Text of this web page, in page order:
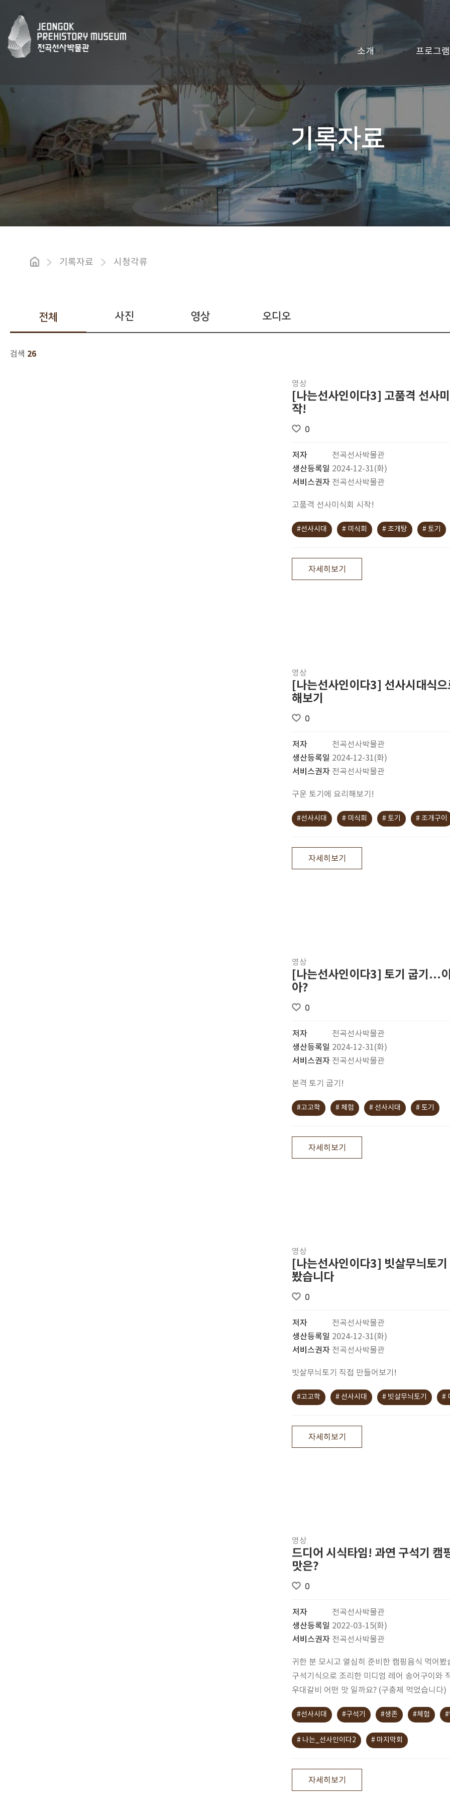
소개 프로그램
기록자료
기록자료 시청각류
전체 사진 영상 오디오
검색 26
영상
[나는선사인이다3] 고품격 선사
작!
0
저자
전곡선사박물관
생산등록일 2024-12-31(화)
서비스권자 전곡선사박물관
고품격 선사미식회 시작!
#선사시대 # 미식회 # 조개탕 # 토기
자세히보기
영상
[나는선사인이다3] 선사시대식으
해보기
0
저자
전곡선사박물관
생산등록일 2024-12-31(화)
서비스권자 전곡선사박물관
구운 토기에 요리해보기!
#선사시대 # 미식회 # 토기 # 조개구이
자세히보기
영상
[나는선사인이다3] 토기 굽기...
아?
0
저자
전곡선사박물관
생산등록일 2024-12-31(화)
서비스권자 전곡선사박물관
본격 토기 굽기!
#고고학 # 체험 # 선사시대 # 토기
자세히보기
영상
[나는선사인이다3] 빗살무늬토기
봤습니다
0
저자
전곡선사박물관
생산등록일 2024-12-31(화)
서비스권자 전곡선사박물관
빗살무늬토기 직접 만들어보기!
#고고학 # 선사시대 # 빗살무늬토기 #
자세히보기
영상
드디어 시식타임! 과연 구석기 캠
맛은?
0
저자
전곡선사박물관
생산등록일 2022-03-15(화)
서비스권자 전곡선사박물관
귀한 분 모시고 열심히 준비한 캠핑음식 먹어봤
구석기식으로 조리한 미디엄 레어 송어구이와
우대갈비 어떤 맛 일까요? (구충제 먹었습니다)
#선사시대 #구석기 #생존 #체험 #
# 나는_선사인이다2 # 마지막회
자세히보기